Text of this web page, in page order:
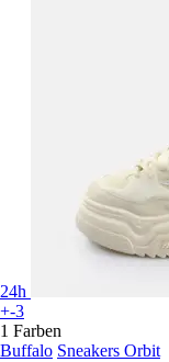
24h
+-3
1 Farben
Buffalo Sneakers Orbit